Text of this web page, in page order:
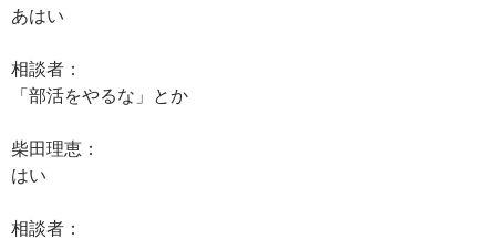
あはい
相談者：
「部活をやるな」とか
柴田理恵：
はい
相談者：